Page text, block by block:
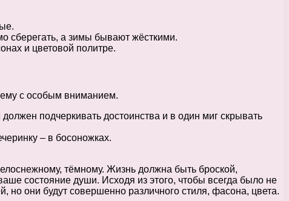
сберегать, а зимы бывают жёсткими.
и цветовой политре.
с особым вниманием.
подчеркивать достоинства и в один миг скрывать
– в босоножках.
тёмному. Жизнь должна быть броской,
состояние души. Исходя из этого, чтобы всегда было не
но они будут совершенно различного стиля, фасона, цвета.